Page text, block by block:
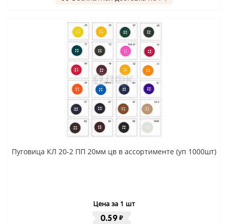
Пуговица КЛ 20-2 ПП 20мм цв в ассортименте (уп 1000шт)
Цена за 1 шт
0.59 ₽